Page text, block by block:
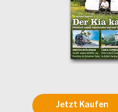
Jetzt Kaufen